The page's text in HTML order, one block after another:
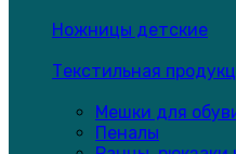
Ножницы детские
Текстильная
Мешки для
Пеналы